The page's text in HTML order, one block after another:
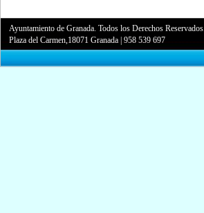
Ayuntamiento de Granada. Todos los Derechos Reservados.
Plaza del Carmen,18071 Granada |958 539 697